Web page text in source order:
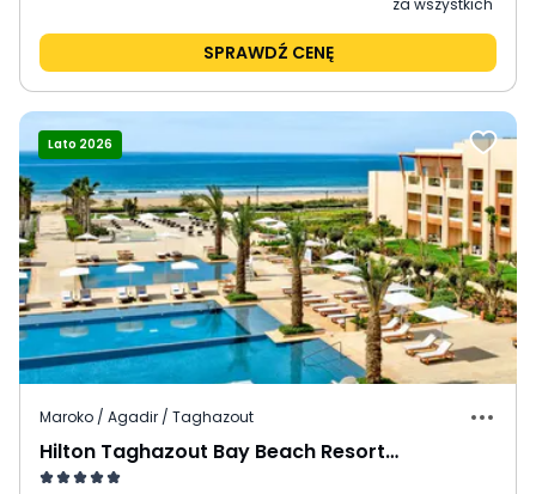
za wszystkich
SPRAWDŹ CENĘ
Lato 2026
Maroko / Agadir / Taghazout
Hilton Taghazout Bay Beach Resort & Spa